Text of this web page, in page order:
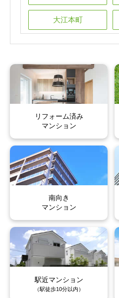
大江本町
帯山
上鍛冶屋町
上水前寺
上林町
川端町
北千反畑町
京町本丁
九品寺
神水
慶徳堀町
紺屋今町
大江本町
帯山
上鍛冶屋町
上水前寺
上林町
川端町
北千反畑町
京町本丁
九品寺
神水
慶徳堀町
紺屋今町
大江本町
帯山
上鍛冶屋町
上水前寺
上林町
川端町
北千反畑町
京町本丁
九品寺
神水
慶徳堀町
紺屋今町
大江本町
帯山
上鍛冶屋町
上水前寺
上林町
川端町
北千反畑町
京町本丁
九品寺
神水
慶徳堀町
紺屋今町
大江本町
帯山
上鍛冶屋町
上水前寺
上林町
川端町
北千反畑町
京町本丁
九品寺
神水
慶徳堀町
紺屋今町
リフォーム済み
マンション
南向き
マンション
駅近マンション
（駅徒歩10分以内）